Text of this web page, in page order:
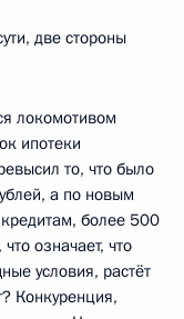
две стороны
локомотивом
ипотеки
то, что было
а по новым
более 500
означает, что
условия, растёт
Конкуренция,